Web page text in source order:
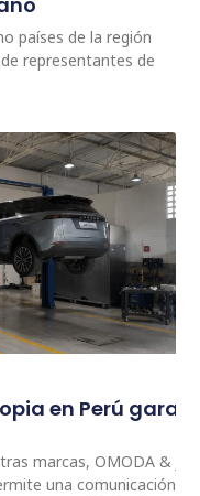
países de la región
representantes de
en Perú
marcas, OMODA &
una comunicación